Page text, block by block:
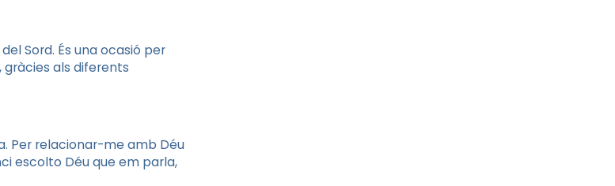
Sord. És una ocasió per
als diferents
Per relacionar-me amb Déu
escolto Déu que em parla,